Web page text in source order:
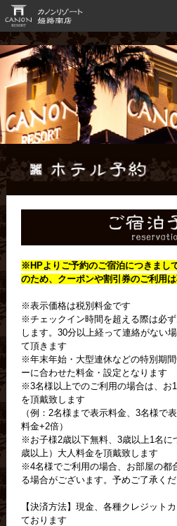
※HPよりご予約のご宿泊につきまし
のため、クーポンや割引券のご利用
※表示価格は税別料金です
※チェックイン時間を超える際は必
します。30分以上経って連絡がない
て頂きます
※年末年始・大型連休などの特別期
ーに合わせた料金・設定となります
※3名様以上でのご利用の場合は、お
を頂戴致します
（例：2名様まで表示料金、3名様で
料金+2倍）
※お子様2歳以下無料、3歳以上1名に
歳以上）大人料金を頂戴致します
※4名様でご利用の場合、お部屋の都
る場合がございます。予めご了承く
【決済方法】現金、各種クレジット
ております